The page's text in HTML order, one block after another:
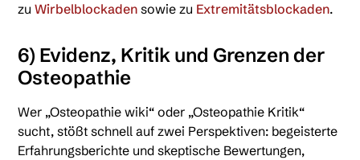
zuWirbelblockaden sowie zu Extremitätsblockaden.
6) Evidenz, Kritik und Grenzen der
Osteopathie
Wer „Osteopathie wiki“ oder „Osteopathie Kritik“
sucht, stößt schnell auf zwei Perspektiven: begeisterte
Erfahrungsberichte und skeptische Bewertungen,